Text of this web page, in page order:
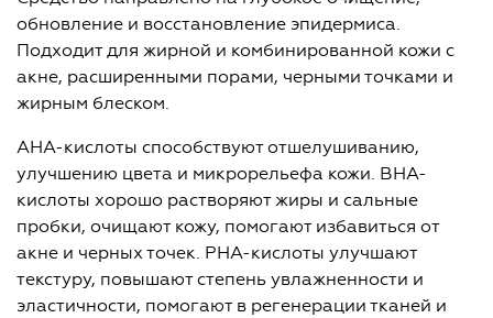
обновление и восстановление эпидермиса.
Подходит для жирной и комбинированной кожи с
акне, расширенными порами, черными точками и
жирным блеском.
АНА-кислоты способствуют отшелушиванию,
улучшению цвета и микрорельефа кожи. BHA-
кислоты хорошо растворяют жиры и сальные
пробки, очищают кожу, помогают избавиться от
акне и черных точек. PHA-кислоты улучшают
текстуру, повышают степень увлажненности и
эластичности, помогают в регенерации тканей и